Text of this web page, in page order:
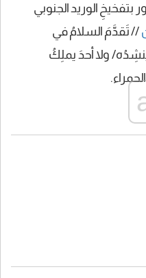
بتفخيخِ الوريد الجنوبي
// تَقدَّمَ السلامُ في
ولا أحدَ يملِكُ